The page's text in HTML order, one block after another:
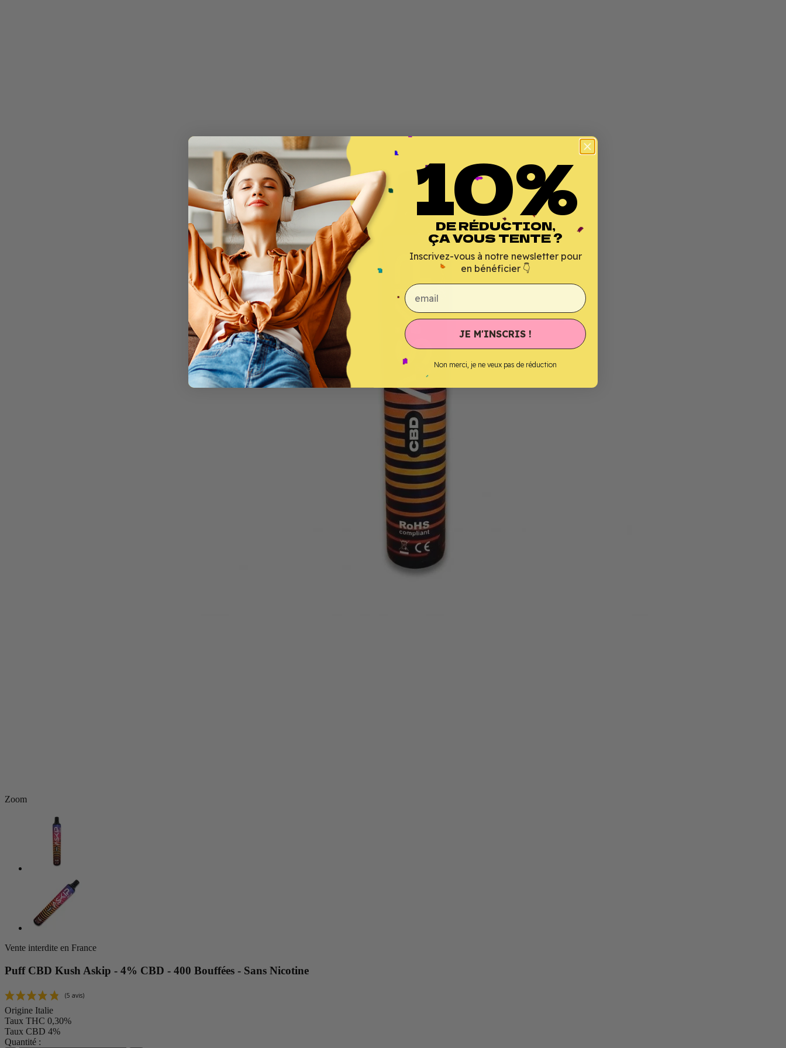
Zoom
Vente interdite en France
Puff CBD Kush Askip - 4% CBD - 400 Bouffées - Sans Nicotine
Origine Italie
Taux THC 0,30%
Taux CBD 4%
Quantité :
10%
DE RÉDUCTION,
ÇA VOUS TENTE ?
Inscrivez-vous à notre newsletter pour
en bénéficier 👇
email
JE M'INSCRIS !
Non merci, je ne veux pas de réduction